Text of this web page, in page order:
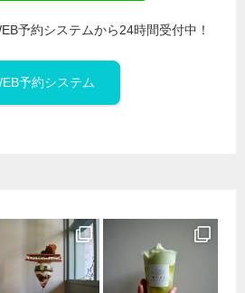
予約システムから24時間受付中！
予約システム